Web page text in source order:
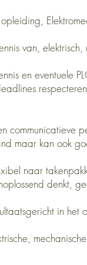
van,
en eventuele
communicatieve
maar kan ook
naar
denkt,
in het